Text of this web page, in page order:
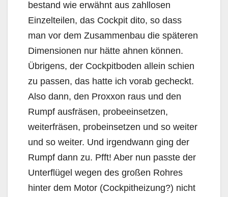
bestand wie erwähnt aus zahllosen
Einzelteilen, das Cockpit dito, so dass
man vor dem Zusammenbau die späteren
Dimensionen nur hätte ahnen können.
Übrigens, der Cockpitboden allein schien
zu passen, das hatte ich vorab gecheckt.
Also dann, den Proxxon raus und den
Rumpf ausfräsen, probeeinsetzen,
weiterfräsen, probeinsetzen und so weiter
und so weiter. Und irgendwann ging der
Rumpf dann zu. Pfft! Aber nun passte der
Unterflügel wegen des großen Rohres
hinter dem Motor (Cockpitheizung?) nicht